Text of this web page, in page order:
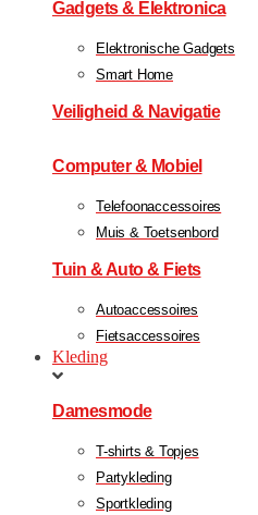
Gadgets & Elektronica
Elektronische Gadgets
Smart Home
Veiligheid & Navigatie
Computer & Mobiel
Telefoonaccessoires
Muis & Toetsenbord
Tuin & Auto & Fiets
Autoaccessoires
Fietsaccessoires
Kleding
Damesmode
T-shirts & Topjes
Partykleding
Sportkleding